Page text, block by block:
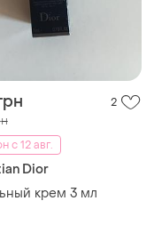
2
с 12 авг.
Dior
крем 3 мл